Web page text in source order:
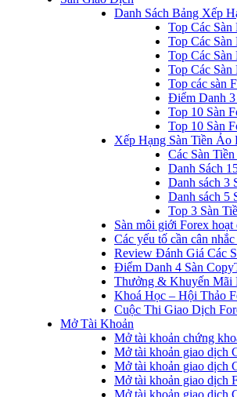
Danh Sách Bảng Xếp
Top Các
Top Các
Top Các
Top Các
Top các sàn
Điểm Danh
Top 10 Sàn
Top 10 Sàn
Xếp Hạng Sàn Tiền Ảo
Các Sàn
Danh Sách
Danh sách 3
Danh sách 5
Top 3 Sàn
Sàn môi giới Forex
Các yếu tố cần cân
Review Đánh Giá Các
Điểm Danh 4 Sàn
Thưởng & Khuyến Mãi
Khoá Học – Hội Thảo
Cuộc Thi Giao Dịch
Mở Tài Khoản
Mở tài khoản chứng
Mở tài khoản giao dịch
Mở tài khoản giao dịch
Mở tài khoản giao dịch
Mở tài khoản giao dịch